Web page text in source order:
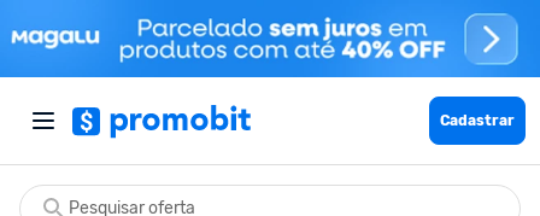
Cadastrar